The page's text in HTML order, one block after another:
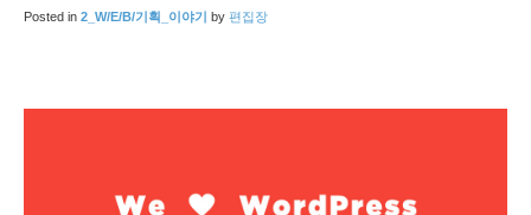
Posted in 2_W/E/B/기획_이야기 by 편집장